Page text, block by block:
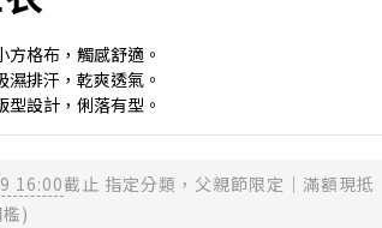
方格布，觸感舒適。
濕排汗，乾爽透氣。
型設計，俐落有型。
16:00截止 指定分類，父親節限定｜滿額現抵
)